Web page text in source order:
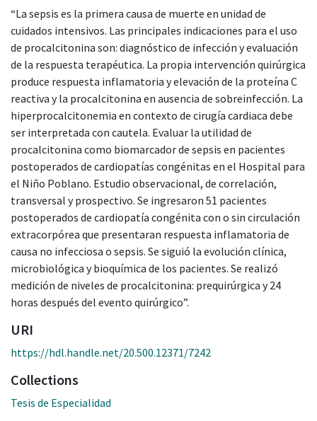
“La sepsis es la primera causa de muerte en unidad de
cuidados intensivos. Las principales indicaciones para el uso
de procalcitonina son: diagnóstico de infección y evaluación
de la respuesta terapéutica. La propia intervención quirúrgica
produce respuesta inflamatoria y elevación de la proteína C
reactiva y la procalcitonina en ausencia de sobreinfección. La
hiperprocalcitonemia en contexto de cirugía cardiaca debe
ser interpretada con cautela. Evaluar la utilidad de
procalcitonina como biomarcador de sepsis en pacientes
postoperados de cardiopatías congénitas en el Hospital para
el Niño Poblano. Estudio observacional, de correlación,
transversal y prospectivo. Se ingresaron 51 pacientes
postoperados de cardiopatía congénita con o sin circulación
extracorpórea que presentaran respuesta inflamatoria de
causa no infecciosa o sepsis. Se siguió la evolución clínica,
microbiológica y bioquímica de los pacientes. Se realizó
medición de niveles de procalcitonina: prequirúrgica y 24
horas después del evento quirúrgico”.
URI
https://hdl.handle.net/20.500.12371/7242
Collections
Tesis de Especialidad